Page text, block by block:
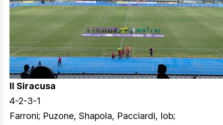
Il Siracusa
4-2-3-1
Farroni; Puzone, Shapola, Pacciardi, Iob;